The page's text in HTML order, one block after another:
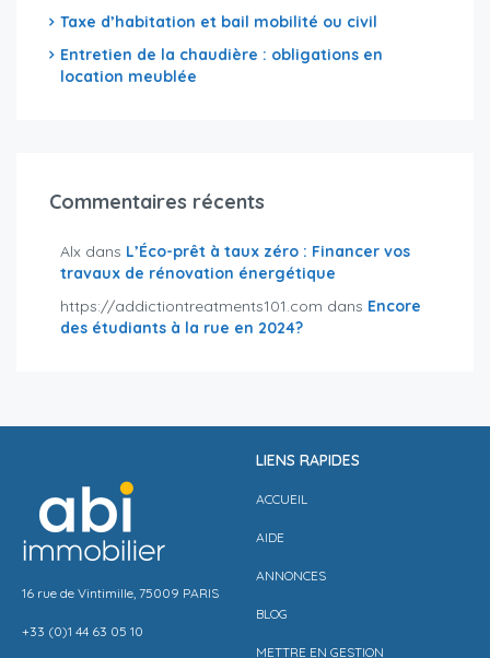
Taxe d’habitation et bail mobilité ou civil
Entretien de la chaudière : obligations en
location meublée
Commentaires récents
Alx dans L’Éco-prêt à taux zéro : Financer vos
travaux de rénovation énergétique
https://addictiontreatments101.com dans Encore
des étudiants à la rue en 2024?
16 rue de Vintimille, 75009 PARIS
+33 (0)1 44 63 05 10
LIENS RAPIDES
ACCUEIL
AIDE
ANNONCES
BLOG
METTRE EN GESTION